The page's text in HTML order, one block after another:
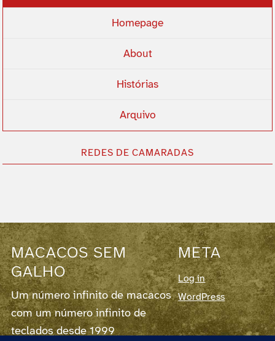
Homepage
About
Histórias
Arquivo
REDES DE CAMARADAS
MACACOS SEM
GALHO
Um número infinito de macacos
com um número infinito de
teclados desde 1999
META
Log in
WordPress